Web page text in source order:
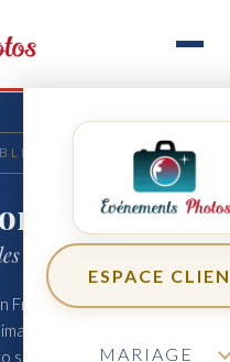
ESPACE
MARIAGE
photo
& associations
Franche-Comté, pour vos
associatives et vos
scolaires.